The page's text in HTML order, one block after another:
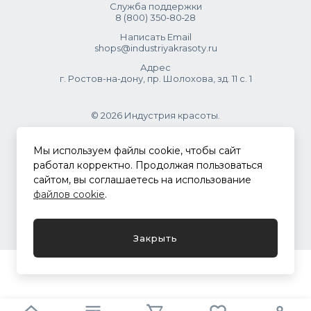
Служба поддержки
8 (800) 350‑80‑28
Написать Email
shops@industriyakrasoty.ru
Адрес
г. Ростов-на-дону, пр. Шолохова, зд. 11 с. 1
© 2026 Индустрия красоты.
.
Политика конфиденциальности
Мы используем файлы cookie, чтобы сайт
работал корректно. Продолжая пользоваться
сайтом, вы соглашаетесь на использование
файлов cookie.
Закрыть